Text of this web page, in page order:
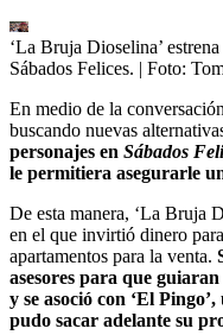
‘La Bruja Dioselina’
Sábados Felices. | Foto:
En medio de la
buscando nuevas
personajes en Sábados
le permitiera asegurarle
De esta manera, ‘La Bruja
en el que invirtió dinero
apartamentos para la venta.
asesores para que
y se asoció con ‘El
pudo sacar adelante su